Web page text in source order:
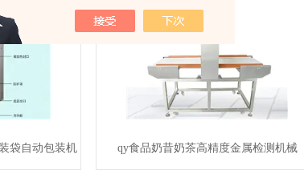
袋自动包装机 qy食品奶昔奶茶高精度金属检测机械